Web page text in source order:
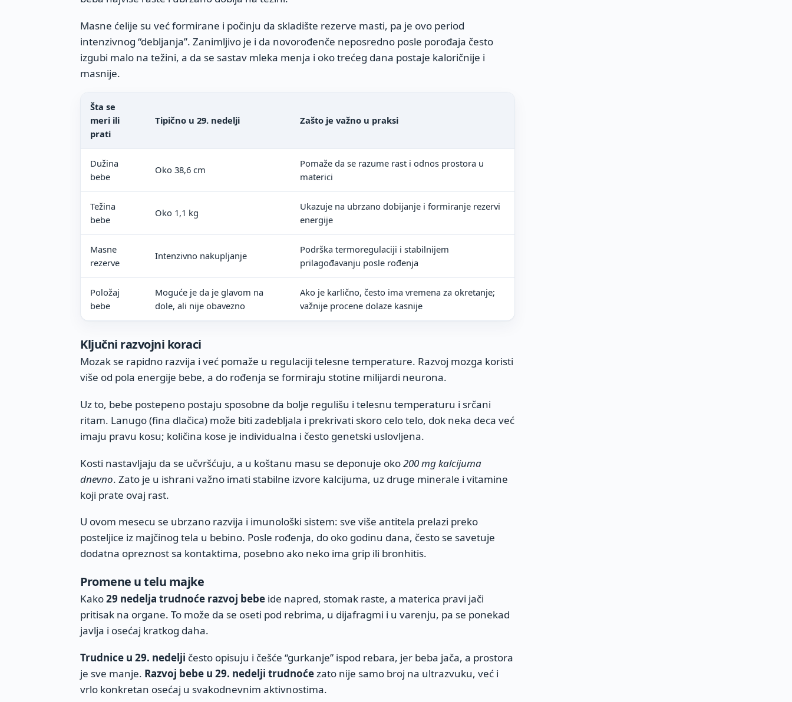
Masne ćelije su već formirane i počinju da skladište rezerve masti, pa je ovo period
intenzivnog “debljanja”. Zanimljivo je i da novorođenče neposredno posle porođaja često
izgubi malo na težini, a da se sastav mleka menja i oko trećeg dana postaje kaloričnije i
masnije.
Šta se
meri ili
prati
Tipično u 29. nedelji Zašto je važno u praksi
Dužina
bebe
Oko 38,6 cm
Pomaže da se razume rast i odnos prostora u
materici
Težina
bebe
Oko 1,1 kg
Ukazuje na ubrzano dobijanje i formiranje rezervi
energije
Masne
rezerve
Intenzivno nakupljanje
Podrška termoregulaciji i stabilnijem
prilagođavanju posle rođenja
Položaj
bebe
Moguće je da je glavom na
dole, ali nije obavezno
Ako je karlično, često ima vremena za okretanje;
važnije procene dolaze kasnije
Ključni razvojni koraci
Mozak se rapidno razvija i već pomaže u regulaciji telesne temperature. Razvoj mozga koristi
više od pola energije bebe, a do rođenja se formiraju stotine milijardi neurona.
Uz to, bebe postepeno postaju sposobne da bolje regulišu i telesnu temperaturu i srčani
ritam. Lanugo (fina dlačica) može biti zadebljala i prekrivati skoro celo telo, dok neka deca već
imaju pravu kosu; količina kose je individualna i često genetski uslovljena.
Kosti nastavljaju da se učvršćuju, a u koštanu masu se deponuje oko200 mg kalcijuma
dnevno. Zato je u ishrani važno imati stabilne izvore kalcijuma, uz druge minerale i vitamine
koji prate ovaj rast.
U ovom mesecu se ubrzano razvija i imunološki sistem: sve više antitela prelazi preko
posteljice iz majčinog tela u bebino. Posle rođenja, do oko godinu dana, često se savetuje
dodatna opreznost sa kontaktima, posebno ako neko ima grip ili bronhitis.
Promene u telu majke
Kako29 nedelja trudnoće razvoj bebe ide napred, stomak raste, a materica pravi jači
pritisak na organe. To može da se oseti pod rebrima, u dijafragmi i u varenju, pa se ponekad
javlja i osećaj kratkog daha.
Trudnice u 29. nedelji često opisuju i češće “gurkanje” ispod rebara, jer beba jača, a prostora
je sve manje. Razvoj bebe u 29. nedelji trudnoće zato nije samo broj na ultrazvuku, već i
vrlo konkretan osećaj u svakodnevnim aktivnostima.